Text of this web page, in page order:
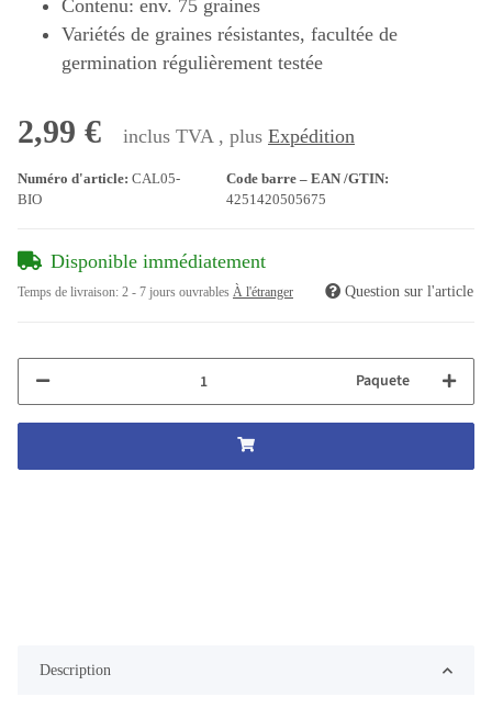
Contenu: env. 75 graines
Variétés de graines résistantes, facultée de
germination régulièrement testée
2,99 € inclus TVA , plus Expédition
Numéro d'article: CAL05-
BIO
Code barre – EAN /GTIN:
4251420505675
Disponible immédiatement
Temps de livraison: 2 - 7 jours ouvrables À l'étranger Question sur l'article
Paquete
Description